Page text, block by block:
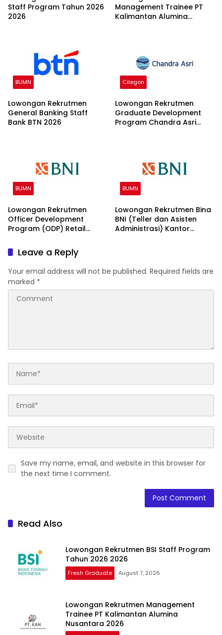
Staff Program Tahun 2026
2026
Management Trainee PT
Kalimantan Alumina
BUMN
Lowongan Rekrutmen
General Banking Staff
Bank BTN 2026
Cilegon
Lowongan Rekrutmen
Graduate Development
Program Chandra Asri
BUMN
Lowongan Rekrutmen
Officer Development
Program (ODP) Retail
BUMN
Lowongan Rekrutmen Bina
BNI (Teller dan Asisten
Administrasi) Kantor
Leave a Reply
Your email address will not be published. Required fields are
marked *
Save my name, email, and website in this browser for
the next time I comment.
Read Also
Lowongan Rekrutmen BSI Staff Program
Tahun 2026 2026
Fresh Graduate August 7, 2026
Lowongan Rekrutmen Management
Trainee PT Kalimantan Alumina
Nusantara 2026